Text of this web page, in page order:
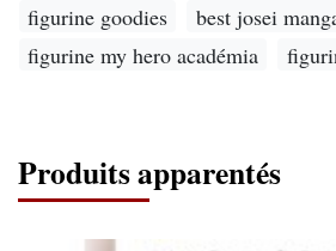
figurine goodies
best josei
figurine my hero académia
Produits apparentés